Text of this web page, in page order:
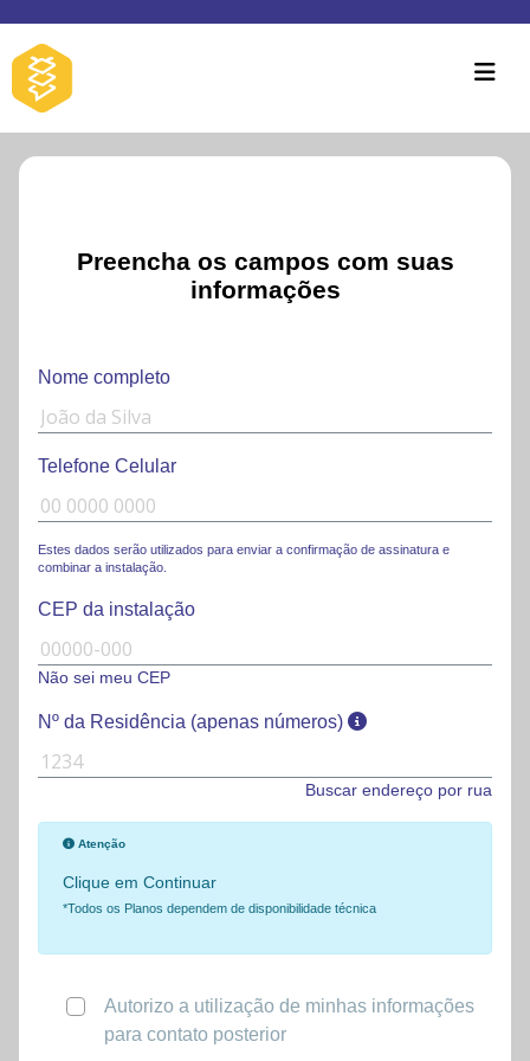
Nome completo
Telefone Celular
Estes dados serão utilizados para enviar a confirmação de assinatura e
combinar a instalação.
CEP da instalação
Não sei meu CEP
Nº da Residência (apenas números)
Buscar endereço por rua
Atenção
Clique em Continuar
*Todos os Planos dependem de disponibilidade técnica
Autorizo a utilização de minhas informações
para contato posterior